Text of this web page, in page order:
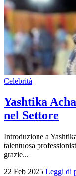
Celebrità
Yashtika
nel Settore
Introduzione a
talentuosa
grazie...
22 Feb 2025 Leggi di